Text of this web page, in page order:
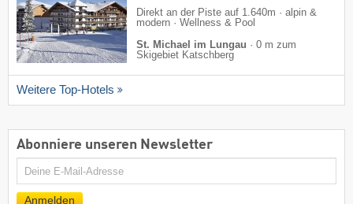
Direkt an der Piste auf 1.640m · alpin &
modern · Wellness & Pool
St. Michael im Lungau · 0 m zum
Skigebiet Katschberg
Weitere Top-Hotels
Abonniere unseren Newsletter
E-
Mail
Anmelden